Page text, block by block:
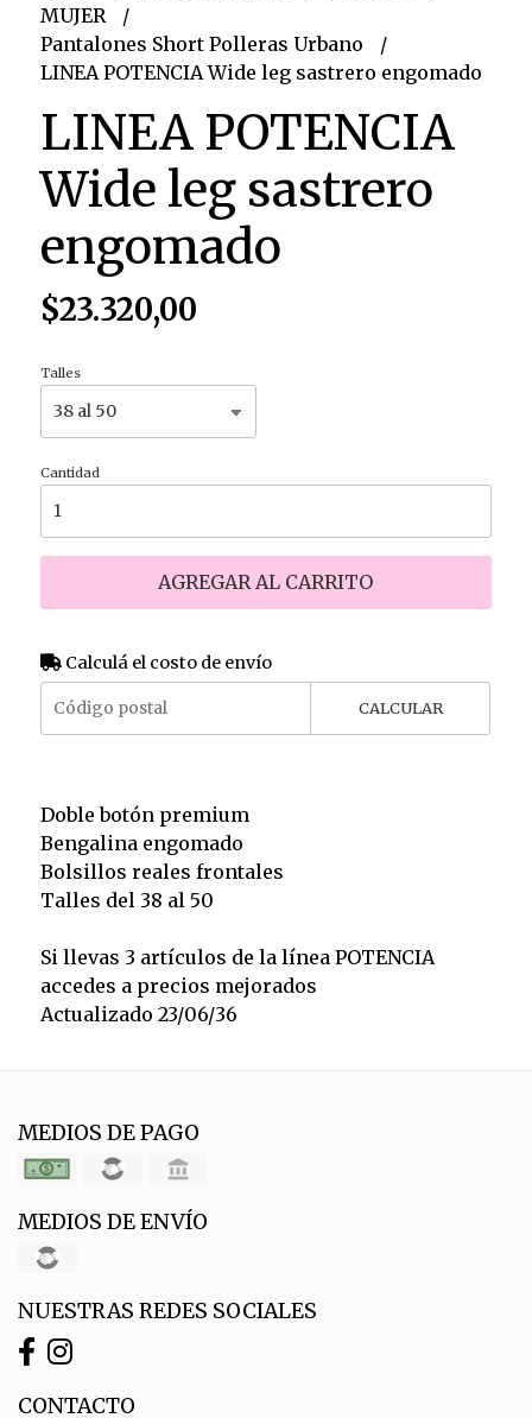
MUJER
Pantalones Short Polleras Urbano
LINEA POTENCIA Wide leg sastrero engomado
LINEA POTENCIA
Wide leg sastrero
engomado
$23.320,00
Talles
Cantidad
AGREGAR AL CARRITO
Calculá el costo de envío
CALCULAR
Doble botón premium
Bengalina engomado
Bolsillos reales frontales
Talles del 38 al 50
Si llevas 3 artículos de la línea POTENCIA
accedes a precios mejorados
Actualizado 23/06/36
MEDIOS DE PAGO
MEDIOS DE ENVÍO
NUESTRAS REDES SOCIALES
CONTACTO